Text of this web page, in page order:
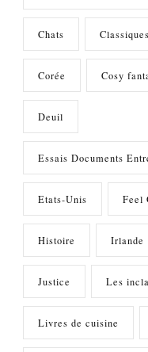
Chats Classiques
Corée Cosy
Deuil
Essais Documents
Etats-Unis Feel
Histoire Irlande
Justice Les
Livres de cuisine